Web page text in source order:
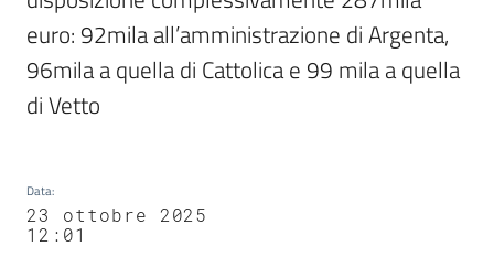
euro: 92mila all’amministrazione di Argenta,
96mila a quella di Cattolica e 99 mila a quella
di Vetto
Data:
23 ottobre 2025
12:01